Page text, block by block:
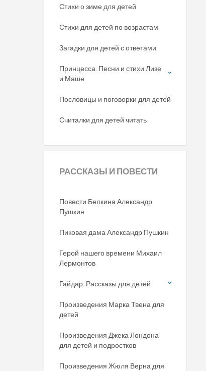
Стихи о зиме для детей
Стихи для детей по возрастам
Загадки для детей с ответами
Принцесса. Песни и стихи Лизе
и Маше
Пословицы и поговорки для детей
Считалки для детей читать
РАССКАЗЫ И ПОВЕСТИ
Повести Белкина Александр
Пушкин
Пиковая дама Александр Пушкин
Герой нашего времени Михаил
Лермонтов
Гайдар. Рассказы для детей
Произведения Марка Твена для
детей
Произведения Джека Лондона
для детей и подростков
Произведения Жюля Верна для